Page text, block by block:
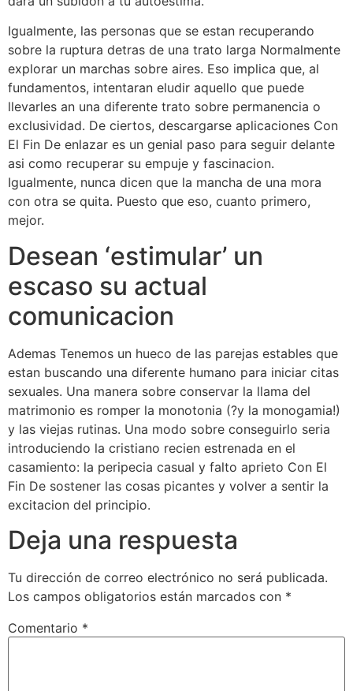
Igualmente, las personas que se estan recuperando
sobre la ruptura detras de una trato larga Normalmente
explorar un marchas sobre aires. Eso implica que, al
fundamentos, intentaran eludir aquello que puede
llevarles an una diferente trato sobre permanencia o
exclusividad. De ciertos, descargarse aplicaciones Con
El Fin De enlazar es un genial paso para seguir delante
asi­ como recuperar su empuje y fascinacion.
Igualmente, nunca dicen que la mancha de una mora
con otra se quita. Puesto que eso, cuanto primero,
mejor.
Desean ‘estimular’ un
escaso su actual
comunicacion
Ademas Tenemos un hueco de las parejas estables que
estan buscando una diferente humano para iniciar citas
sexuales. Una manera sobre conservar la llama del
matrimonio es romper la monotonia (?y la monogamia!)
y las viejas rutinas. Una modo sobre conseguirlo seri­a
introduciendo la cristiano recien estrenada en el
casamiento: la peripecia casual y falto aprieto Con El
Fin De sostener las cosas picantes y volver a sentir la
excitacion del principio.
Deja una respuesta
Tu dirección de correo electrónico no será publicada.
Los campos obligatorios están marcados con *
Comentario *